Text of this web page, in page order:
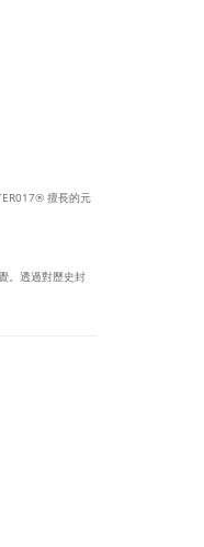
擅長的元
。透過對歷史封